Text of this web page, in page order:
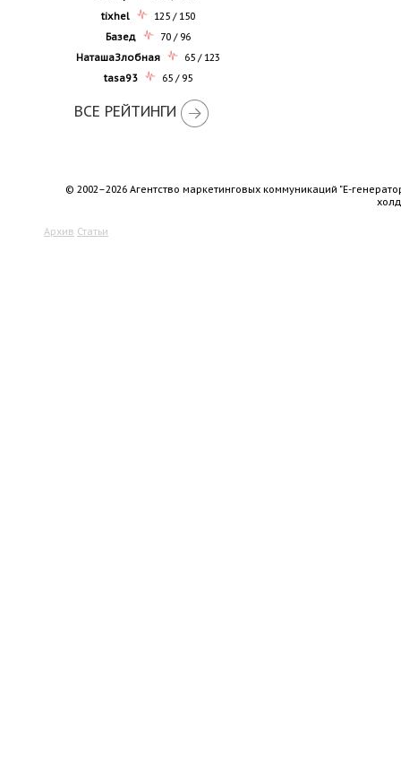
tixhel
125 / 150
Базед
70 / 96
НаташаЗлобная
65 / 123
tasa93
65 / 95
ВСЕ РЕЙТИНГИ
© 2002–2026 Агентство маркетинговых коммуникаций "Е-
Архив Статьи